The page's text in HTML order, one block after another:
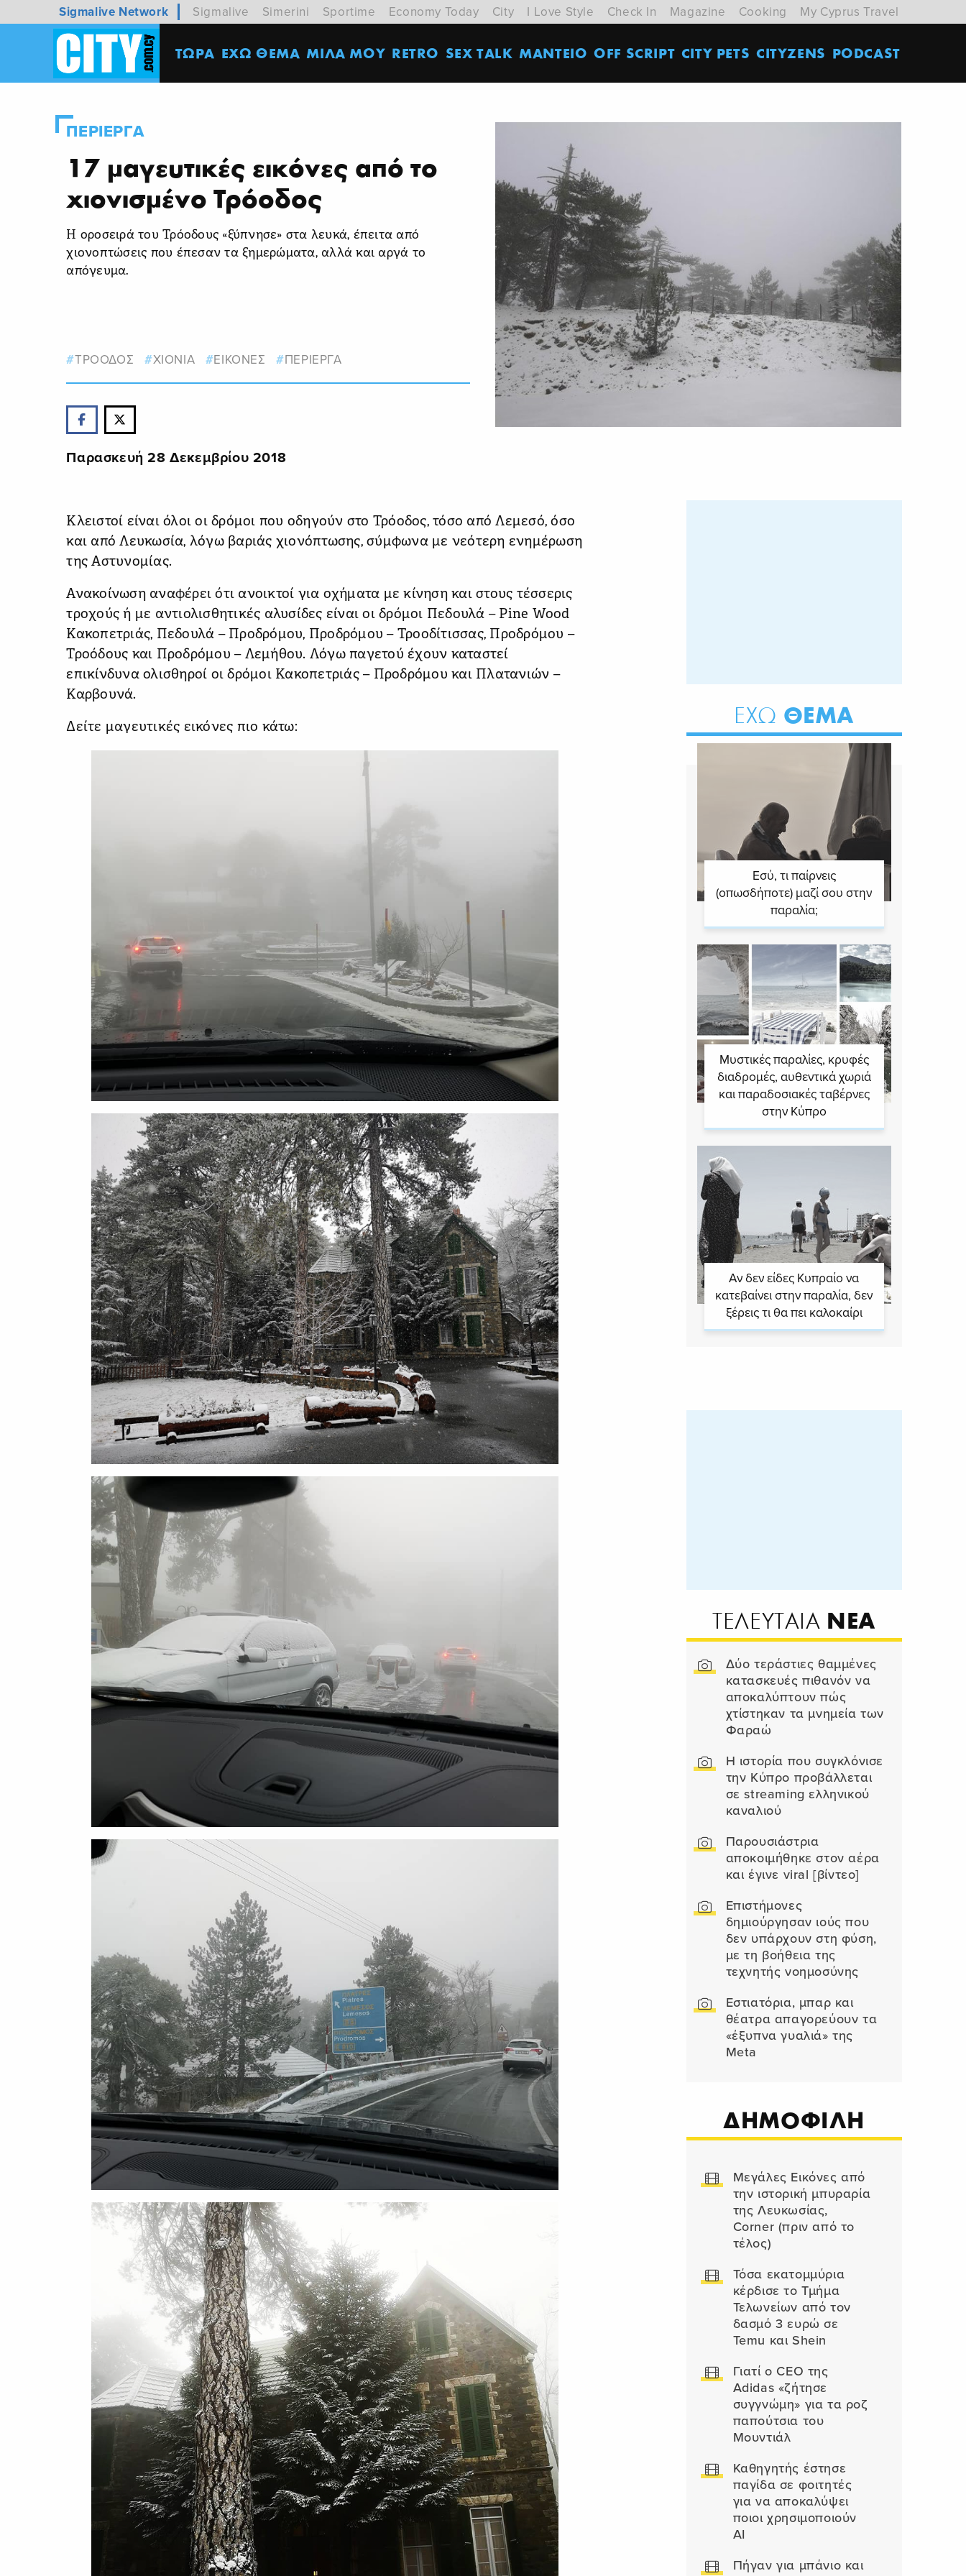
Sigmalive Network Sigmalive Simerini Sportime Economy Today City I Love Style Check In Magazine Cooking My Cyprus Travel
ΤΩΡΑ ΕΧΩ ΘΕΜΑ MΙΛΑ ΜΟΥ RETRO SEX TALK ΜΑΝΤΕΙΟ OFF SCRIPT CITY PETS CITYZENS PODCAST
ΠΕΡΙΕΡΓΑ
17 μαγευτικές εικόνες από το
χιονισμένο Τρόοδος
Η οροσειρά του Τρόοδους «ξύπνησε» στα λευκά, έπειτα από
χιονοπτώσεις που έπεσαν τα ξημερώματα, αλλά και αργά το
απόγευμα.
ΤΡΟΟΔΟΣ ΧΙΟΝΙΑ ΕΙΚΟΝΕΣ ΠΕΡΙΕΡΓΑ
Παρασκευή 28 Δεκεμβρίου 2018
Κλειστοί είναι όλοι οι δρόμοι που οδηγούν στο Τρόοδος, τόσο από Λεμεσό, όσο
και από Λευκωσία, λόγω βαριάς χιονόπτωσης, σύμφωνα με νεότερη ενημέρωση
της Αστυνομίας.
Ανακοίνωση αναφέρει ότι ανοικτοί για οχήματα με κίνηση και στους τέσσερις
τροχούς ή με αντιολισθητικές αλυσίδες είναι οι δρόμοι Πεδουλά – Pine Wood
Κακοπετριάς, Πεδουλά – Προδρόμου, Προδρόμου – Τροοδίτισσας, Προδρόμου –
Τροόδους και Προδρόμου – Λεμήθου. Λόγω παγετού έχουν καταστεί
επικίνδυνα ολισθηροί οι δρόμοι Κακοπετριάς – Προδρόμου και Πλατανιών –
Καρβουνά.
Δείτε μαγευτικές εικόνες πιο κάτω:
ΕΧΩ ΘΕΜΑ
Εσύ, τι παίρνεις
(οπωσδήποτε) μαζί σου στην
παραλία;
Μυστικές παραλίες, κρυφές
διαδρομές, αυθεντικά χωριά
και παραδοσιακές ταβέρνες
στην Κύπρο
Αν δεν είδες Κυπραίο να
κατεβαίνει στην παραλία, δεν
ξέρεις τι θα πει καλοκαίρι
ΤΕΛΕΥΤΑΙΑ ΝΕΑ
Δύο τεράστιες θαμμένες
κατασκευές πιθανόν να
αποκαλύπτουν πώς
χτίστηκαν τα μνημεία των
Φαραώ
Η ιστορία που συγκλόνισε
την Κύπρο προβάλλεται
σε streaming ελληνικού
καναλιού
Παρουσιάστρια
αποκοιμήθηκε στον αέρα
και έγινε viral [βίντεο]
Επιστήμονες
δημιούργησαν ιούς που
δεν υπάρχουν στη φύση,
με τη βοήθεια της
τεχνητής νοημοσύνης
Εστιατόρια, μπαρ και
θέατρα απαγορεύουν τα
«έξυπνα γυαλιά» της
Meta
ΔΗΜΟΦΙΛΗ
Μεγάλες Εικόνες από
την ιστορική μπυραρία
της Λευκωσίας,
Corner (πριν από το
τέλος)
Τόσα εκατομμύρια
κέρδισε το Τμήμα
Τελωνείων από τον
δασμό 3 ευρώ σε
Temu και Shein
Γιατί ο CEO της
Adidas «ζήτησε
συγγνώμη» για τα ροζ
παπούτσια του
Μουντιάλ
Καθηγητής έστησε
παγίδα σε φοιτητές
για να αποκαλύψει
ποιοι χρησιμοποιούν
AI
Πήγαν για μπάνιο και